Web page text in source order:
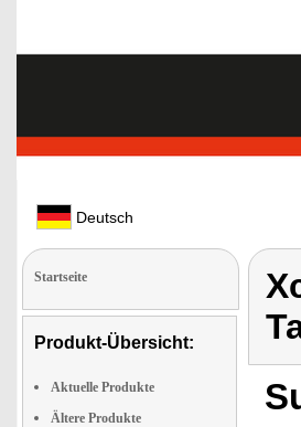
Deutsch
Startseite
Produkt-Übersicht:
Aktuelle Produkte
Ältere Produkte